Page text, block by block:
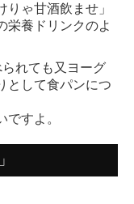
りゃ甘酒飲ませ」
栄養ドリンクのよ
れても又ヨーグ
として食パンにつ
すよ。